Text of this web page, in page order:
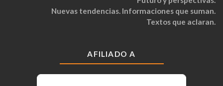
Nuevas tendencias. Informaciones que suman.
Textos que aclaran.
AFILIADO A